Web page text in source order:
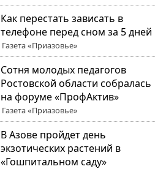
Как перестать зависать в
телефоне перед сном за 5 дней
Газета «Приазовье»
Сотня молодых педагогов
Ростовской области собралась
на форуме «ПрофАктив»
Газета «Приазовье»
В Азове пройдет день
экзотических растений в
«Гошпитальном саду»